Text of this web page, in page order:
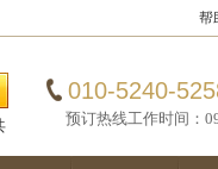
帮
010-5240-
预订热线工作时间：